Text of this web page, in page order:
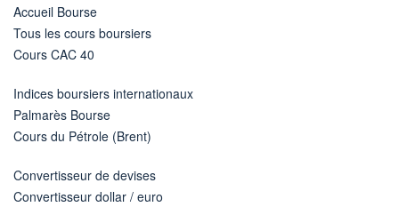
Accueil Bourse
Tous les cours boursiers
Cours CAC 40
Indices boursiers internationaux
Palmarès Bourse
Cours du Pétrole (Brent)
Convertisseur de devises
Convertisseur dollar / euro